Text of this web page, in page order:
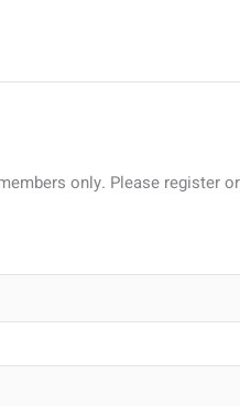
only. Please register